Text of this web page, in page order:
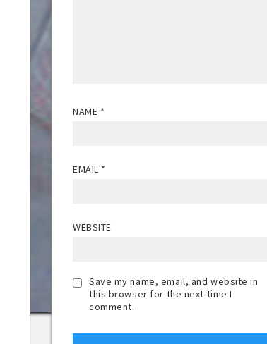
NAME *
EMAIL *
WEBSITE
Save my name, email, and website in
this browser for the next time I
comment.